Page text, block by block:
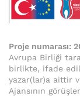
Proje numarası:
Avrupa Birliği
birlikte, ifade
yazar(lar)a aittir
Ajansının